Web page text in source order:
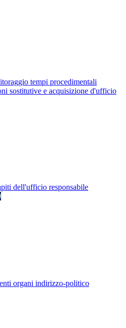
tempi procedimentali
sostitutive e acquisizione d'ufficio
dell'ufficio responsabile
organi indirizzo-politico